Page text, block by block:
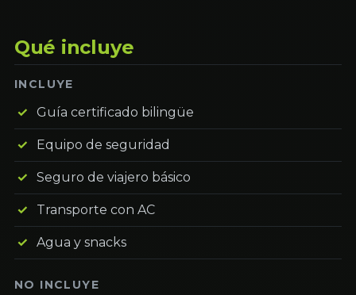
Qué incluye
INCLUYE
Guía certificado bilingüe
Equipo de seguridad
Seguro de viajero básico
Transporte con AC
Agua y snacks
NO INCLUYE